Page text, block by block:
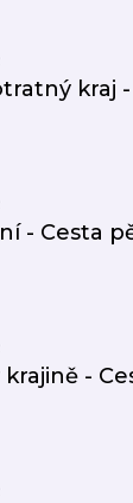
kraj
- Cesta
krajině -